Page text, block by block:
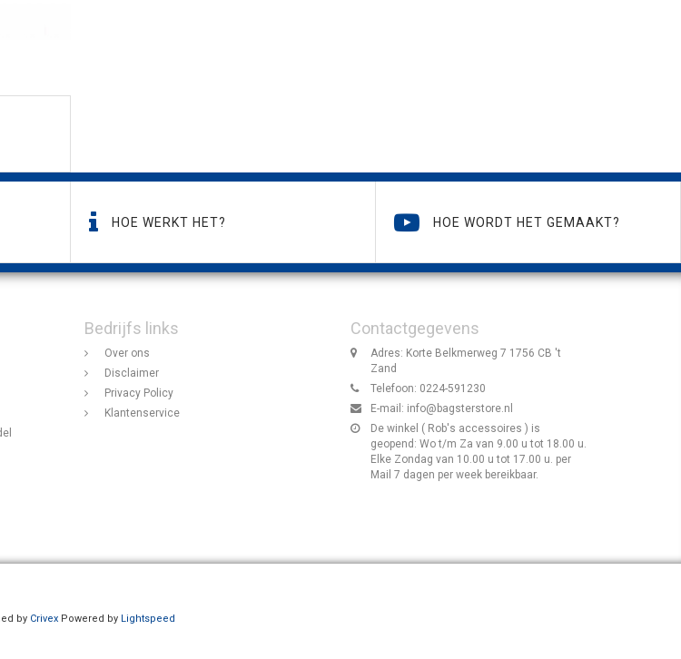
HOE WERKT HET? HOE WORDT HET GEMAAKT?
Bedrijfs links
Over ons
Disclaimer
Privacy Policy
Klantenservice
Contactgegevens
Adres: Korte Belkmerweg 7 1756 CB 't
Zand
Telefoon: 0224-591230
E-mail: info@bagsterstore.nl
De winkel ( Rob's accessoires ) is
geopend: Wo t/m Za van 9.00 u tot 18.00 u.
Elke Zondag van 10.00 u tot 17.00 u. per
Mail 7 dagen per week bereikbaar.
by Crivex Powered by Lightspeed